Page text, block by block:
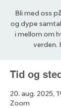
Bli med oss
og dype
i mellom om
verden.
Tid og
20. aug. 2025,
Zoom